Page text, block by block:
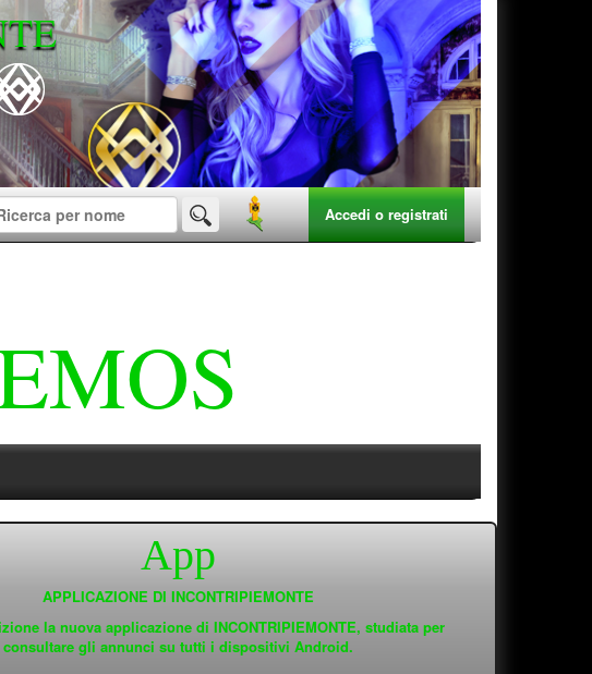
Accedi o registrati
App
APPLICAZIONE DI INCONTRIPIEMONTE
la nuova applicazione di INCONTRIPIEMONTE, studiata per
consultare gli annunci su tutti i dispositivi Android.